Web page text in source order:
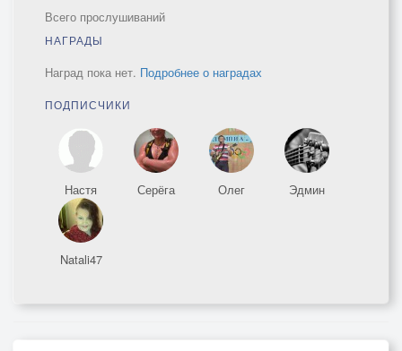
Всего прослушиваний
НАГРАДЫ
Наград пока нет. Подробнее о наградах
ПОДПИСЧИКИ
Настя Серёга Олег Эдмин
Natali47